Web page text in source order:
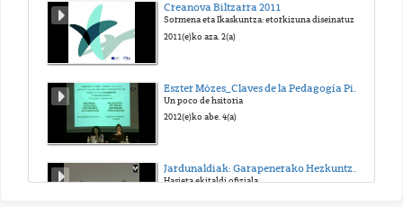
2020(e)ko aza. 18(a)
Creanova Biltzarra 2011
Sormena eta Ikaskuntza: etorkizuna diseinatuz
2011(e)ko aza. 2(a)
Un poco de hsitoria
2012(e)ko abe. 4(a)
Jardunaldiak: Garapenerako Hezkuntza Unibertsitatean. Hegoa. UPV/EHU. Bilbo, 2011ko azaroaren 24a eta 25a
Hasiera ekitaldi ofiziala